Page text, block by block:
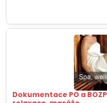
Dokumentace PO a